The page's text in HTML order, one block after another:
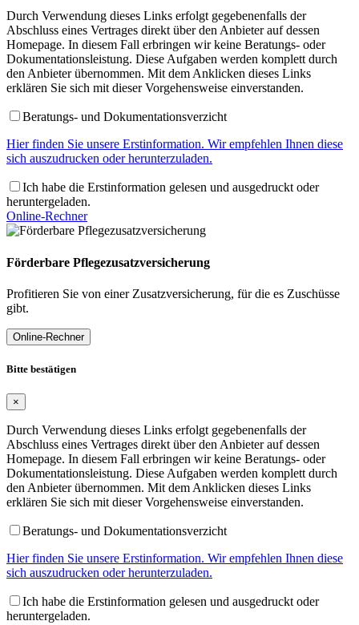
Durch Verwendung dieses Links erfolgt gegebenenfalls der
Abschluss eines Vertrages direkt über den Anbieter auf dessen
Homepage. In diesem Fall erbringen wir keine Beratungs- oder
Dokumentationsleistung. Diese Aufgaben werden komplett durch
den Anbieter übernommen. Mit dem Anklicken dieses Links
erklären Sie sich mit dieser Vorgehensweise einverstanden.
Beratungs- und Dokumentationsverzicht
Hier finden Sie unsere Erstinformation. Wir empfehlen Ihnen diese
sich auszudrucken oder herunterzuladen.
Ich habe die Erstinformation gelesen und ausgedruckt oder
heruntergeladen.
Online-Rechner
Förderbare Pflegezusatzversicherung
Profitieren Sie von einer Zusatzversicherung, für die es Zuschüsse
gibt.
Online-Rechner
Bitte bestätigen
×
Durch Verwendung dieses Links erfolgt gegebenenfalls der
Abschluss eines Vertrages direkt über den Anbieter auf dessen
Homepage. In diesem Fall erbringen wir keine Beratungs- oder
Dokumentationsleistung. Diese Aufgaben werden komplett durch
den Anbieter übernommen. Mit dem Anklicken dieses Links
erklären Sie sich mit dieser Vorgehensweise einverstanden.
Beratungs- und Dokumentationsverzicht
Hier finden Sie unsere Erstinformation. Wir empfehlen Ihnen diese
sich auszudrucken oder herunterzuladen.
Ich habe die Erstinformation gelesen und ausgedruckt oder
heruntergeladen.